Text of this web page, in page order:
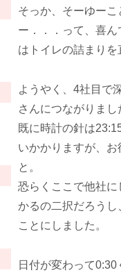
そっか、そーゆー
ー．．．って、喜
はトイレの詰まりを
ようやく、4社目で
さんにつながりまし
既に時計の針は
いかかりますが、お
と。
恐らくここで他社
かるの二択だろう
ことにしました。
日付が変わって